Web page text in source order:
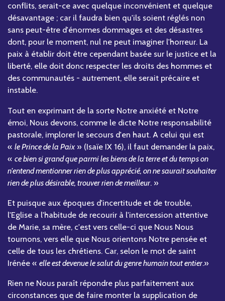
conflits, serait-ce avec quelque inconvénient et quelque
désavantage ; car il faudra bien qu'ils soient réglés non
sans peut-être d'énormes dommages et des désastres
dont, pour le moment, nul ne peut imaginer l'horreur. La
paix à établir doit être cependant basée sur le justice et la
liberté, elle doit donc respecter les droits des hommes et
des communautés - autrement, elle serait précaire et
instable.
Tout en exprimant de la sorte Notre anxiété et Notre
émoi, Nous devons, comme le dicte Notre responsabilité
pastorale, implorer le secours d'en haut. A celui qui est
« le Prince de la Paix» (Isaïe IX 16), il faut demander la paix,
« ce bien si grand que parmi les biens de la terre et du temps on
n'entend mentionner rien de plus apprécié, on ne saurait souhaiter
rien de plus désirable, trouver rien de meilleur. »
Et puisque aux époques d'incertitude et de trouble,
l'Eglise a l'habitude de recourir à l'intercession attentive
de Marie, sa mère, c'est vers celle-ci que Nous Nous
tournons, vers elle que Nous orientons Notre pensée et
celle de tous les chrétiens. Car, selon le mot de saint
Irénée « elle est devenue le salut du genre humain tout entier.»
Rien ne Nous paraît répondre plus parfaitement aux
circonstances que de faire monter la supplication de